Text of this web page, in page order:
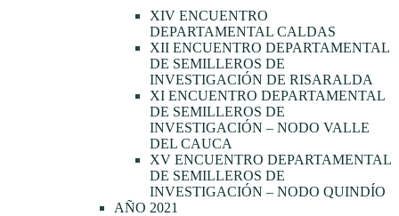
XIV ENCUENTRO
DEPARTAMENTAL CALDAS
XII ENCUENTRO DEPARTAMENTAL
DE SEMILLEROS DE
INVESTIGACIÓN DE RISARALDA
XI ENCUENTRO DEPARTAMENTAL
DE SEMILLEROS DE
INVESTIGACIÓN – NODO VALLE
DEL CAUCA
XV ENCUENTRO DEPARTAMENTAL
DE SEMILLEROS DE
INVESTIGACIÓN – NODO QUINDÍO
AÑO 2021